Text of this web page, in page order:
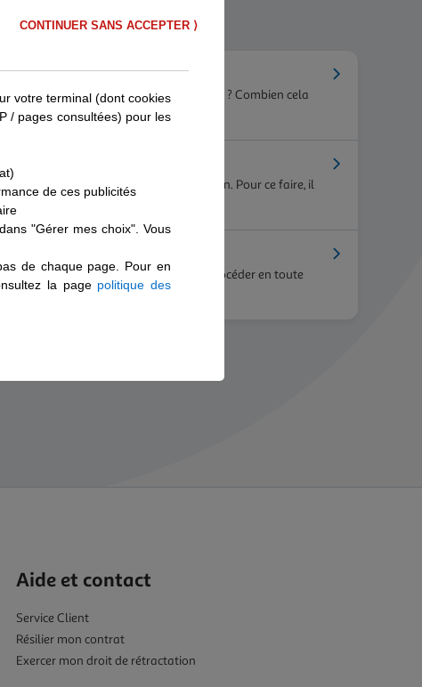
résilier votre contrat. Comment faire ? Combien cela
le cadre d’une demande de résiliation. Pour ce faire, il
pour y parvenir très facilement.
pour vous montrer comment procéder en toute
Aide et contact
Service Client
Résilier mon contrat
Exercer mon droit de rétractation
votre terminal (dont cookies
/ pages consultées) pour les
de ces publicités
"Gérer mes choix". Vous
de chaque page. Pour en
la page politique des
CONTINUER SANS ACCEPTER ⟩